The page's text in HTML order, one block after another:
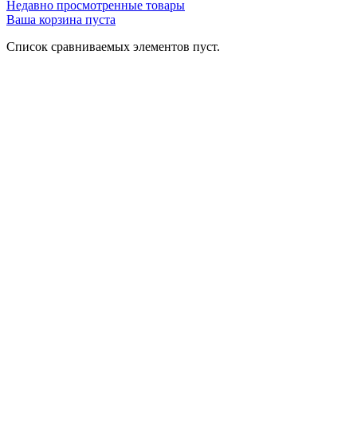
Недавно просмотренные товары
Ваша корзина пуста
Список сравниваемых элементов пуст.